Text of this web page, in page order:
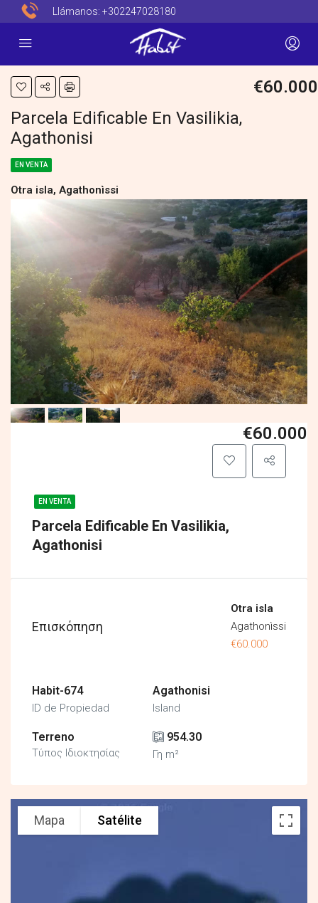
Llámanos: +302247028180
€60.000
Parcela Edificable En Vasilikia,
Agathonisi
EN VENTA
Otra isla, Agathonìssi
EN VENTA
Parcela Edificable En Vasilikia,
Agathonisi
€60.000
Επισκόπηση
Otra isla
Agathonìssi
€60.000
Habit-674
ID de Propiedad
Agathonisi
Island
Terreno
Τύπος Ιδιοκτησίας
954.30
Γη m²
Mapa Satélite